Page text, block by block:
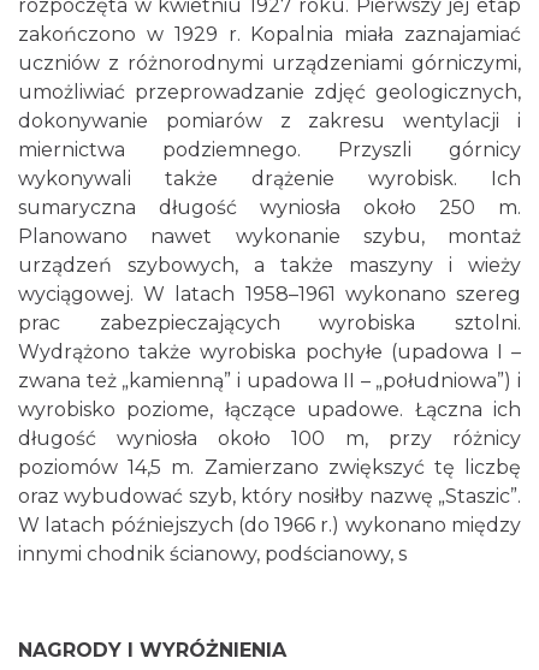
rozpoczęta w kwietniu 1927 roku. Pierwszy jej etap
zakończono w 1929 r. Kopalnia miała zaznajamiać
uczniów z różnorodnymi urządzeniami górniczymi,
umożliwiać przeprowadzanie zdjęć geologicznych,
dokonywanie pomiarów z zakresu wentylacji i
miernictwa podziemnego. Przyszli górnicy
wykonywali także drążenie wyrobisk. Ich
sumaryczna długość wyniosła około 250 m.
Planowano nawet wykonanie szybu, montaż
urządzeń szybowych, a także maszyny i wieży
wyciągowej. W latach 1958–1961 wykonano szereg
prac zabezpieczających wyrobiska sztolni.
Wydrążono także wyrobiska pochyłe (upadowa I –
zwana też „kamienną” i upadowa II – „południowa”) i
wyrobisko poziome, łączące upadowe. Łączna ich
długość wyniosła około 100 m, przy różnicy
poziomów 14,5 m. Zamierzano zwiększyć tę liczbę
oraz wybudować szyb, który nosiłby nazwę „Staszic”.
W latach późniejszych (do 1966 r.) wykonano między
innymi chodnik ścianowy, podścianowy, s
NAGRODY I WYRÓŻNIENIA